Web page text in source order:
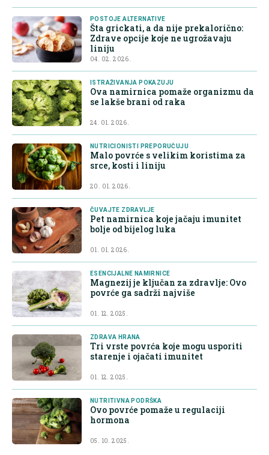
POSTOJE ALTERNATIVE
Šta grickati, a da nije prekalorično:
Zdrave opcije koje ne ugrožavaju
liniju
04. 02. 2026.
ISTRAŽIVANJA POKAZUJU
Ova namirnica pomaže organizmu da
se lakše brani od raka
24. 01. 2026.
NUTRICIONISTI PREPORUČUJU
Malo povrće s velikim koristima za
srce, kosti i liniju
20. 01. 2026.
ČUVAJTE ZDRAVLJE
Pet namirnica koje jačaju imunitet
bolje od bijelog luka
01. 01. 2026.
ESENCIJALNE NAMIRNICE
Magnezij je ključan za zdravlje: Ovo
povrće ga sadrži najviše
01. 12. 2025.
ZDRAVA HRANA
Tri vrste povrća koje mogu usporiti
starenje i ojačati imunitet
01. 12. 2025.
NUTRITIVNA PODRŠKA
Ovo povrće pomaže u regulaciji
hormona
05. 10. 2025.